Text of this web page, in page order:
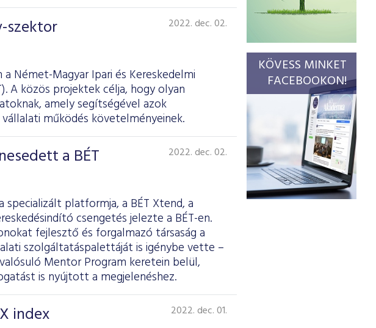
szektor
2022. dec. 02.
Német-Magyar Ipari és Kereskedelmi
A közös projektek célja, hogy olyan
amely segítségével azok
működés követelményeinek.
a BÉT
2022. dec. 02.
platformja, a BÉT Xtend, a
csengetés jelezte a BÉT-en.
fejlesztő és forgalmazó társaság a
szolgáltatáspalettáját is igénybe vette –
Mentor Program keretein belül,
is nyújtott a megjelenéshez.
index 2022. dec. 01.
KÖVESS MINKET
FACEBOOKON!